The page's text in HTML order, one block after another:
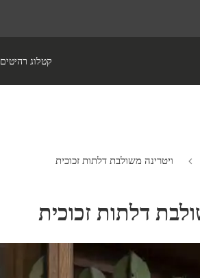
קטלוג רהיטים
ויטרינה משולבת דלתות זכוכית
דלתות זכוכית